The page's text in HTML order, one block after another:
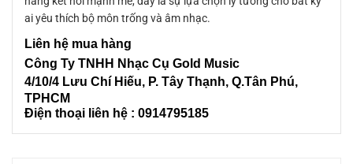
ai yêu thích bộ môn trống và âm nhạc.
Liên hệ mua hàng
Công Ty TNHH Nhạc Cụ Gold Music
4/10/4 Lưu Chí Hiếu, P. Tây Thạnh, Q.Tân Phú,
TPHCM
Điện thoại liên hệ : 0914795185